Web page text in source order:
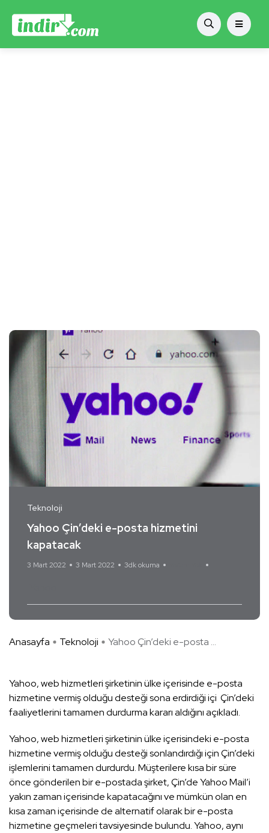
Teknoloji
Yahoo Çin’deki e-posta hizmetini
kapatacak
3 Mart 2022 3 Mart 2022 3dk okuma
Anasayfa Teknoloji Yahoo Çin’deki e-posta ...
Yahoo, web hizmetleri şirketinin ülke içerisinde e-posta
hizmetine vermiş olduğu desteği sona erdirdiği içi Çin’deki
faaliyetlerini tamamen durdurma kararı aldığını açıkladı.
Yahoo, web hizmetleri şirketinin ülke içerisindeki e-posta
hizmetine vermiş olduğu desteği sonlandırdığı için Çin’deki
işlemlerini tamamen durdurdu. Müşterilere kısa bir süre
önce gönderilen bir e-postada şirket, Çin’de Yahoo Mail’i
yakın zaman içerisinde kapatacağını ve mümkün olan en
kısa zaman içerisinde de alternatif olarak bir e-posta
hizmetine geçmeleri tavsiyesinde bulundu. Yahoo, aynı